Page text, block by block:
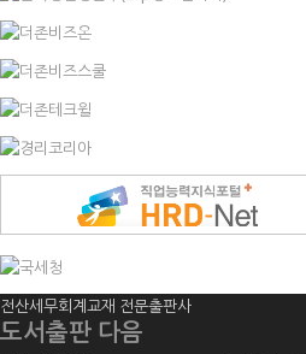
전산세무회계교재 전문출판사
도서출판 다음